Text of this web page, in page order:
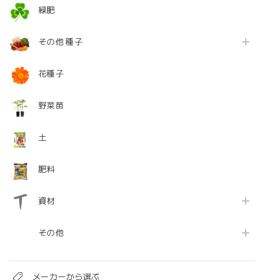
緑肥
その他 種子
花種子
野菜苗
土
肥料
資材
その他
メーカーから選ぶ